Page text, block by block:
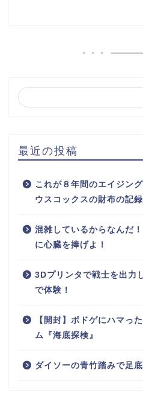
最近の投稿
これが８年間のエイジン
ウスコックスの財布の記録
混雑しているからなんだ
に心臓を捧げよ！
3Dプリンタで戦士を出力
で体験！
【開封】ボドゲにハマっ
ム『海底探検』
ダイソーの青竹踏みで足